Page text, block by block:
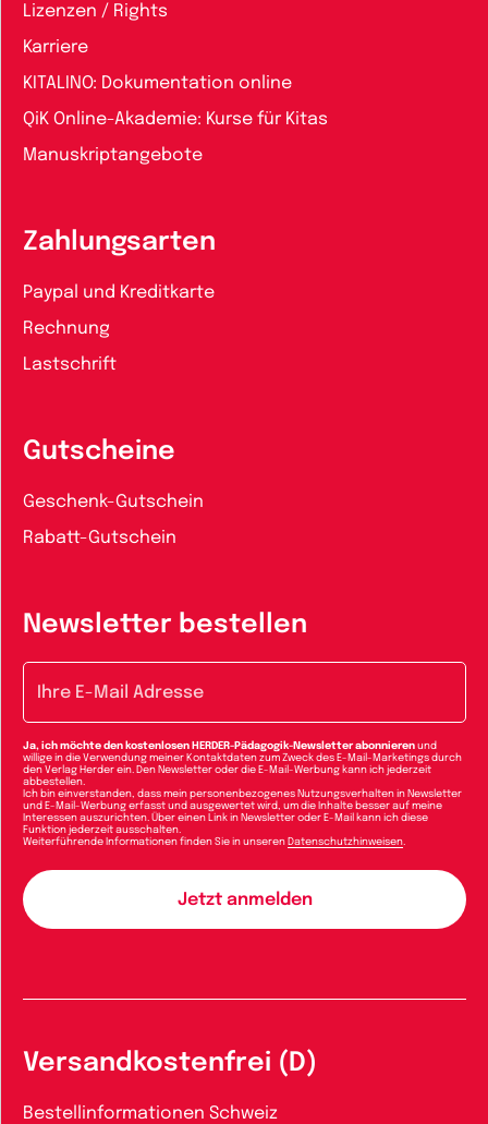
Lizenzen / Rights
Karriere
KITALINO: Dokumentation online
QiK Online-Akademie: Kurse für Kitas
Manuskriptangebote
Zahlungsarten
Paypal und Kreditkarte
Rechnung
Lastschrift
Gutscheine
Geschenk-Gutschein
Rabatt-Gutschein
Newsletter bestellen
Ja, ich möchte den kostenlosen HERDER-Pädagogik-Newsletter abonnieren und
willige in die Verwendung meiner Kontaktdaten zum Zweck des E-Mail-Marketings durch
den Verlag Herder ein. Den Newsletter oder die E-Mail-Werbung kann ich jederzeit
abbestellen.
Ich bin einverstanden, dass mein personenbezogenes Nutzungsverhalten in Newsletter
und E-Mail-Werbung erfasst und ausgewertet wird, um die Inhalte besser auf meine
Interessen auszurichten. Über einen Link in Newsletter oder E-Mail kann ich diese
Funktion jederzeit ausschalten.
Weiterführende Informationen finden Sie in unseren Datenschutzhinweisen.
Versandkostenfrei (D)
Bestellinformationen Schweiz